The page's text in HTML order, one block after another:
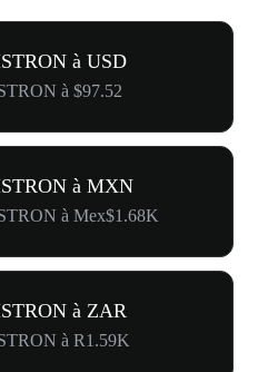
à USD
à $97.52
à MXN
à Mex$1.68K
à ZAR
à R1.59K